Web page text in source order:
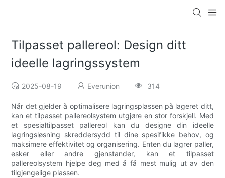
Tilpasset pallereol: Design ditt
ideelle lagringssystem
2025-08-19 Everunion 314
Når det gjelder å optimalisere lagringsplassen på lageret ditt,
kan et tilpasset pallereolsystem utgjøre en stor forskjell. Med
et spesialtilpasset pallereol kan du designe din ideelle
lagringsløsning skreddersydd til dine spesifikke behov, og
maksimere effektivitet og organisering. Enten du lagrer paller,
esker eller andre gjenstander, kan et tilpasset
pallereolsystem hjelpe deg med å få mest mulig ut av den
tilgjengelige plassen.